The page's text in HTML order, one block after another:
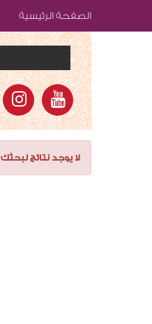
الصفحة الرئيسية
لا يوجد نتائج لبحثك